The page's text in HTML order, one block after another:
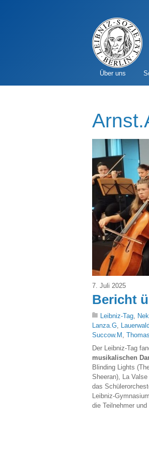
Über uns
7. Juli 2025
Bericht
Leibniz-Tag
Lanza.G
Succow.M
Der Leibniz-Tag
musikalischen
Blinding Lights
Sheeran), La
das
Leibniz-
die Teilnehmer und